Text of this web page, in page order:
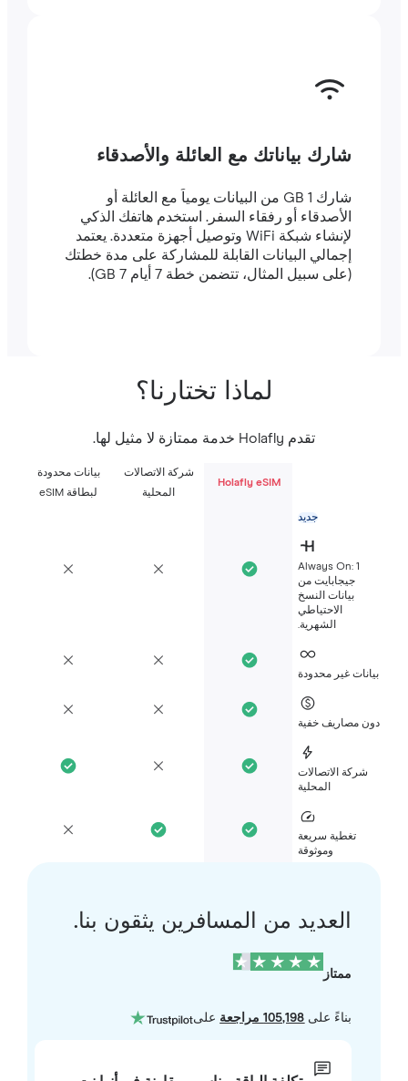
شارك بياناتك مع العائلة والأصدقاء
شارك 1 GB من البيانات يومياً مع العائلة أو
الأصدقاء أو رفقاء السفر. استخدم هاتفك الذكي
لإنشاء شبكة WiFi وتوصيل أجهزة متعددة. يعتمد
إجمالي البيانات القابلة للمشاركة على مدة خطتك
(على سبيل المثال، تتضمن خطة 7 أيام 7 GB).
لماذا تختارنا؟
Holafly eSIM
شركة الاتصالات
بيانات محدودة
Always On: 1
جيجابايت من
بيانات النسخ
الاحتياطي
غير محدودة
مصاريف خفية
شركة الاتصالات
تغطية سريعة
العديد من المسافرين يثقون بنا.
بناءً على105,198 مراجعة على